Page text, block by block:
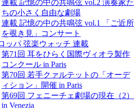
連載 記憶の中の共鳴弦 vol.2 演奏家た
ちの小さく自由な劇場
連載 記憶の中の共鳴弦 vol.1 「ご近所
を覗き見」コンサート
ッパ 弦楽ウォッチ 連載
第71回 耳をひらく国際ヴィオラ製作
コンクール in Paris
第70回 若手クァルテットの「オーデ
ィション」開催 in Paris
第69回 フェニーチェ劇場の現在（2）
in Venezia